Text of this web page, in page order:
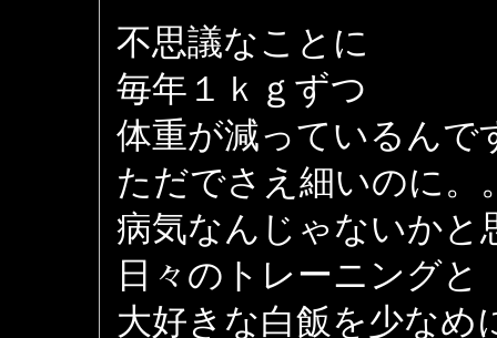
不思議なことに
毎年１ｋｇずつ
体重が減っているんで
ただでさえ細いのに。
病気なんじゃないかと
日々のトレーニングと
大好きな白飯を少なめ